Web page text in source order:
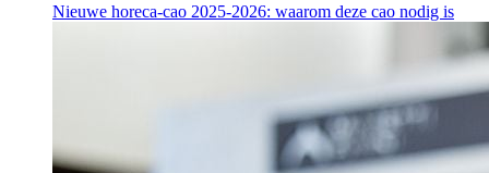
Nieuwe horeca-cao 2025-2026: waarom deze cao nodig is